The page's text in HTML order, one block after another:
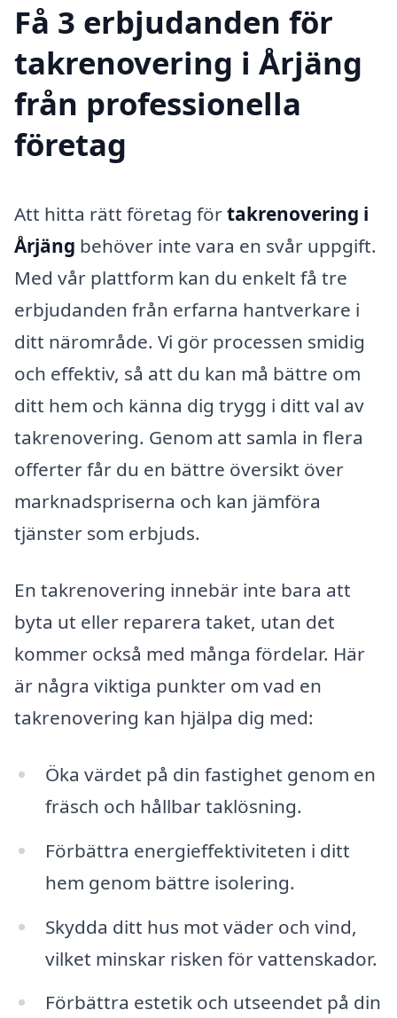
Få 3 erbjudanden för
takrenovering i Årjäng
från professionella
företag
Att hitta rätt företag förtakrenovering i
Årjäng behöver inte vara en svår uppgift.
Med vår plattform kan du enkelt få tre
erbjudanden från erfarna hantverkare i
ditt närområde. Vi gör processen smidig
och effektiv, så att du kan må bättre om
ditt hem och känna dig trygg i ditt val av
takrenovering. Genom att samla in flera
offerter får du en bättre översikt över
marknadspriserna och kan jämföra
tjänster som erbjuds.
En takrenovering innebär inte bara att
byta ut eller reparera taket, utan det
kommer också med många fördelar. Här
är några viktiga punkter om vad en
takrenovering kan hjälpa dig med:
Öka värdet på din fastighet genom en
fräsch och hållbar taklösning.
Förbättra energieffektiviteten i ditt
hem genom bättre isolering.
Skydda ditt hus mot väder och vind,
vilket minskar risken för vattenskador.
Förbättra estetik och utseendet på din